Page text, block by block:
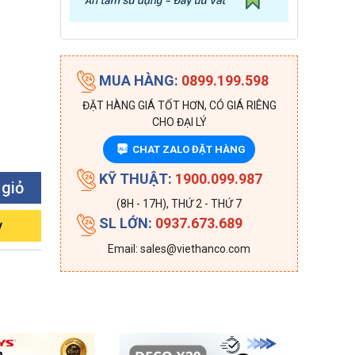
MUA HÀNG: 0899.199.598
ĐẶT HÀNG GIÁ TỐT HƠN, CÓ GIÁ RIÊNG
CHO ĐẠI LÝ
ZALO CHAT ZALO ĐẶT HÀNG
KỸ THUẬT: 1900.099.987
(8H - 17H), THỨ 2 - THỨ 7
SL LỚN: 0937.673.689
Email: sales@viethanco.com